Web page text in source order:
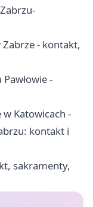
- kontakt,
-
Katowicach -
kontakt i
sakramenty,